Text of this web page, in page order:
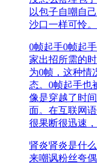
以包子自嘲自
沙口一样可怜
0帧起手0帧起
家出招所需的
为0帧，这种情
态。0帧起手也
像是穿越了时
面。在互联网
很果断很迅速
肾炎肾炎是什
来嘲讽粉丝夸